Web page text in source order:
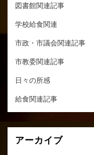
図書館関連記事
学校給食関連
市政・市議会関連記事
市教委関連記事
日々の所感
給食関連記事
アーカイブ